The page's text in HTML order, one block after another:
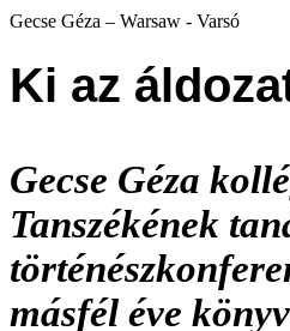
Gecse Géza – Warsaw - Varsó
Ki az
Gecse Géza
Tanszékének
másfél éve